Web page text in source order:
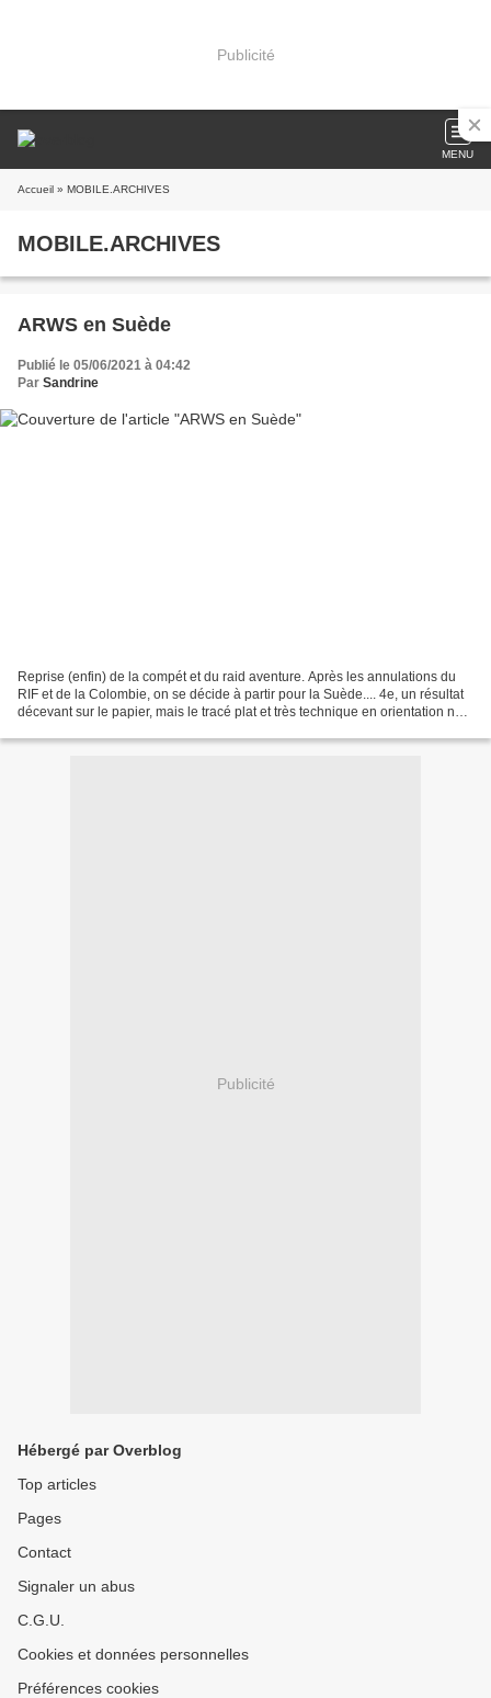
Publicité
MENU
Accueil » MOBILE.ARCHIVES
MOBILE.ARCHIVES
ARWS en Suède
Publié le 05/06/2021 à 04:42
Par Sandrine
Reprise (enfin) de la compét et du raid aventure. Après les annulations du
RIF et de la Colombie, on se décide à partir pour la Suède.... 4e, un résultat
décevant sur le papier, mais le tracé plat et très technique en orientation ne
Publicité
Hébergé par Overblog
Top articles
Pages
Contact
Signaler un abus
C.G.U.
Cookies et données personnelles
Préférences cookies